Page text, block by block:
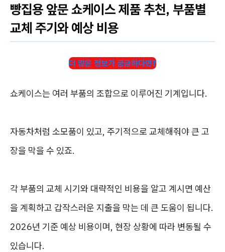
빵집용 앞문 쇼케이스 제품 추천, 부품별
교체 주기와 예상 비용
더 많은 정보가 궁금하다면?
쇼케이스는 여러 부품의 조합으로 이루어진 기계입니다.
자동차처럼 소모품이 있고, 주기적으로 교체해줘야 큰 고
장을 막을 수 있죠.
각 부품의 교체 시기와 대략적인 비용을 알고 계시면 예산
을 계획하고 갑작스러운 지출을 막는 데 큰 도움이 됩니다.
2026년 기준 예상 비용이며, 현장 상황에 따라 변동될 수
있습니다.